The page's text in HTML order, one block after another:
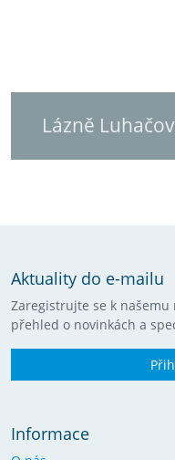
Lázně
Aktuality do e-mailu
Zaregistrujte se k
přehled o novinkách a
Informace